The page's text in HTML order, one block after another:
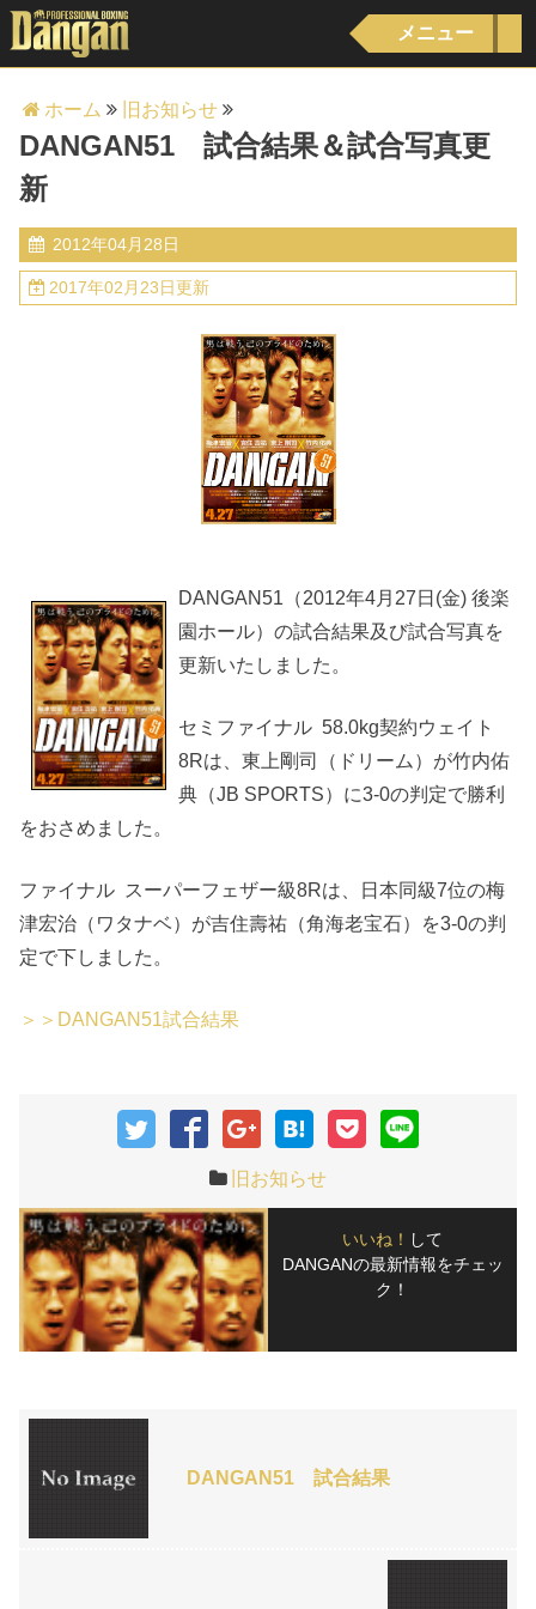
メニュー
ホーム 旧お知らせ
DANGAN51 試合結果＆試合写真更
新
2012年04月28日
2017年02月23日更新
DANGAN51（2012年4月27日(金) 後楽
園ホール）の試合結果及び試合写真を
更新いたしました。
セミファイナル 58.0kg契約ウェイト
8Rは、東上剛司（ドリーム）が竹内佑
典（JB SPORTS）に3-0の判定で勝利
をおさめました。
ファイナル スーパーフェザー級8Rは、日本同級7位の梅
津宏治（ワタナベ）が吉住壽祐（角海老宝石）を3-0の判
定で下しました。
＞＞DANGAN51試合結果
旧お知らせ
いいね！ して
DANGANの最新情報をチェッ
ク！
DANGAN51 試合結果